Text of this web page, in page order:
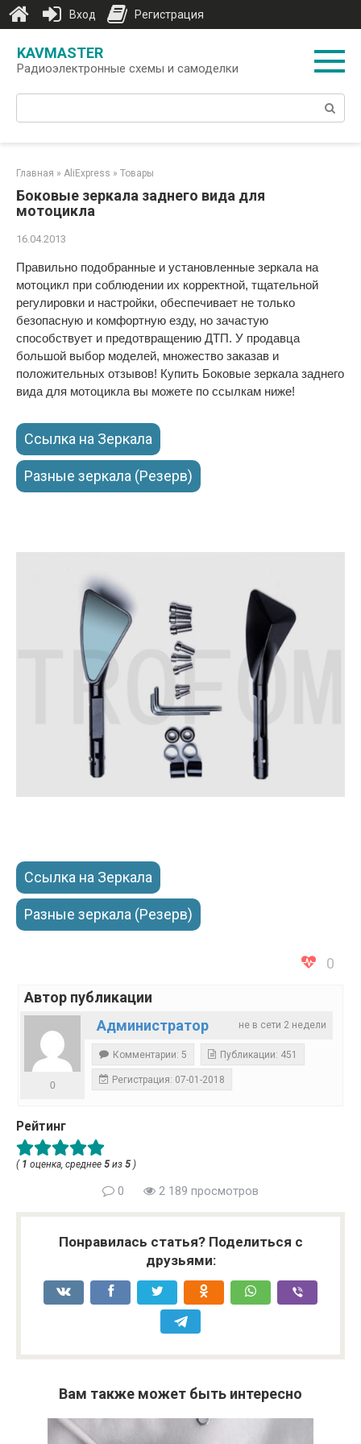
контенту
KAVMASTER
Радиоэлектронные схемы и самоделки
Поиск:
Главная » AliExpress » Товары
Боковые зеркала заднего вида для
мотоцикла
16.04.2013
Правильно подобранные и установленные зеркала на
мотоцикл при соблюдении их корректной, тщательной
регулировки и настройки, обеспечивает не только
безопасную и комфортную езду, но зачастую
способствует и предотвращению ДТП. У продавца
большой выбор моделей, множество заказав и
положительных отзывов! Купить Боковые зеркала заднего
вида для мотоцикла вы можете по ссылкам ниже!
Ссылка на Зеркала
Разные зеркала (Резерв)
Ссылка на Зеркала
Разные зеркала (Резерв)
0
Автор публикации
не в сети 2 недели
Администратор
0
Комментарии: 5 Публикации: 451
Регистрация: 07-01-2018
Рейтинг
( 1 оценка, среднее 5 из 5 )
0 2 189 просмотров
Понравилась статья? Поделиться с
друзьями:
Вам также может быть интересно
Вход Регистрация